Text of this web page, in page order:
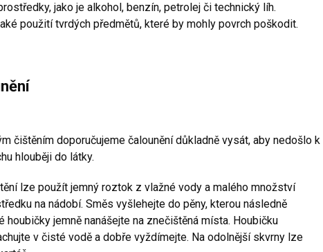
jako je alkohol, benzín, petrolej či technický líh.
použití tvrdých předmětů, které by mohly povrch poškodit.
čištěním doporučujeme čalounění důkladně vysát, aby nedošlo k
hlouběji do látky.
lze použít jemný roztok z vlažné vody a malého množství
na nádobí. Směs vyšlehejte do pěny, kterou následně
houbičky jemně nanášejte na znečištěná místa. Houbičku
v čisté vodě a dobře vyždímejte. Na odolnější skvrny lze